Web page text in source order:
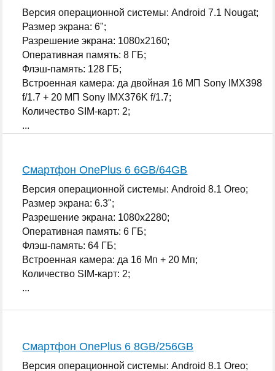
Версия операционной системы: Android 7.1 Nougat;
Размер экрана: 6";
Разрешение экрана: 1080x2160;
Оперативная память: 8 ГБ;
Флэш-память: 128 ГБ;
Встроенная камера: да двойная 16 МП Sony IMX398
f/1.7 + 20 МП Sony IMX376K f/1.7;
Количество SIM-карт: 2;
...
Смартфон OnePlus 6 6GB/64GB
Версия операционной системы: Android 8.1 Oreo;
Размер экрана: 6.3";
Разрешение экрана: 1080x2280;
Оперативная память: 6 ГБ;
Флэш-память: 64 ГБ;
Встроенная камера: да 16 Мп + 20 Мп;
Количество SIM-карт: 2;
...
Смартфон OnePlus 6 8GB/256GB
Версия операционной системы: Android 8.1 Oreo;